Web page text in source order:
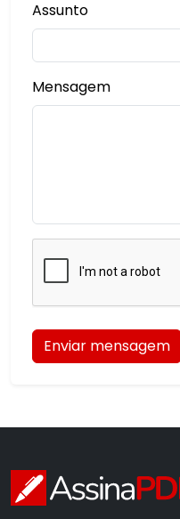
Assunto
Mensagem
Enviar mensagem